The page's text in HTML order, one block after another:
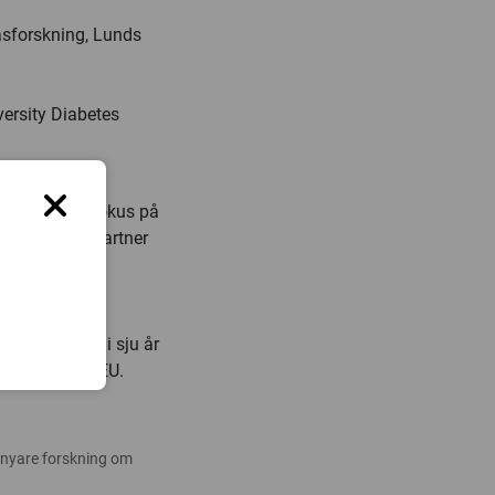
Lunds
Diabetes
med fokus på
typ 2. 25 partner
I
Tekniska
pågår i sju år
av EU.
forskning om